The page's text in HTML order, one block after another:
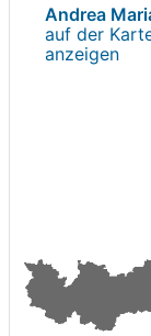
Andrea
auf der
anzeigen